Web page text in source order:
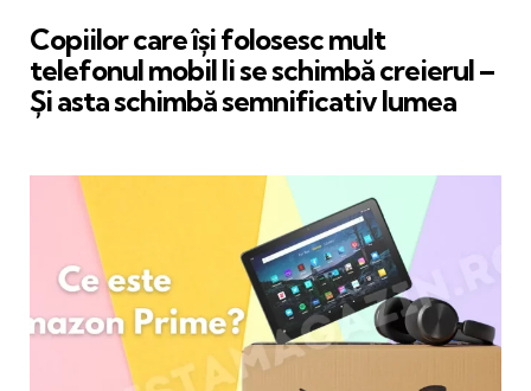
Copiilor care își folosesc mult
telefonul mobil li se schimbă creierul –
Și asta schimbă semnificativ lumea